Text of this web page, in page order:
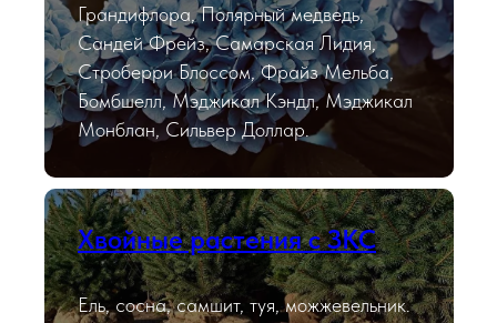
Грандифлора, Полярный медведь,
Сандей Фрейз, Самарская Лидия,
Строберри Блоссом, Фрайз Мельба,
Бомбшелл, Мэджикал Кэндл, Мэджикал
Монблан, Сильвер Доллар.
Хвойные растения с ЗКС
Ель, сосна, самшит, туя, можжевельник.